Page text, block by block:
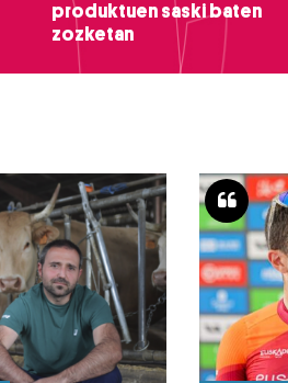
produktuen saski baten
zozketan